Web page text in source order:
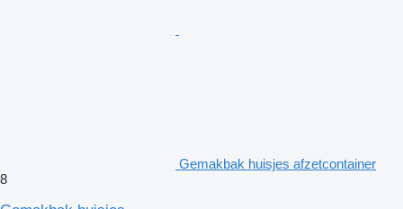
Gemakbak huisjes afzetcontainer
8